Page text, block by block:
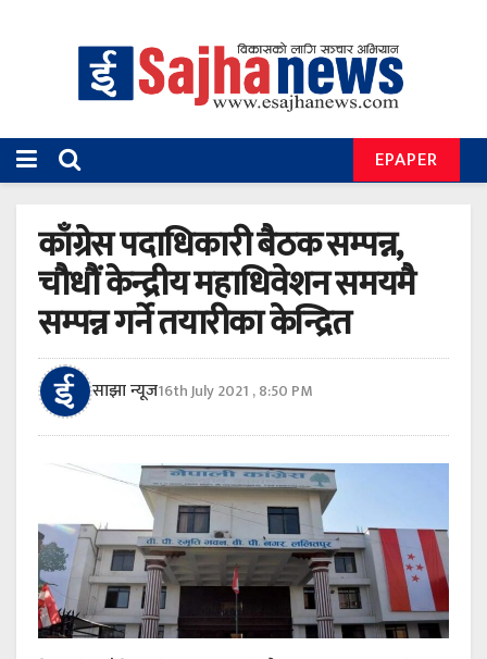
EPAPER
काँग्रेस पदाधिकारी बैठक सम्पन्न,
चौधौं केन्द्रीय महाधिवेशन समयमै
सम्पन्न गर्ने तयारीका केन्द्रित
साझा न्यूज16th July 2021 , 8:50 PM